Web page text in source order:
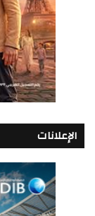
الإعلانات